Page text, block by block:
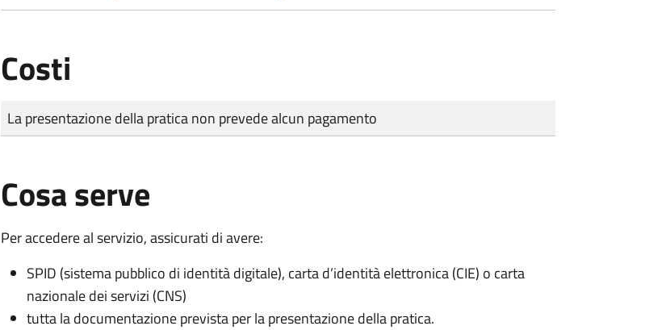
Costi
Tipo di pagamento
Importo
La presentazione della pratica non prevede alcun pagamento
Cosa serve
Per accedere al servizio, assicurati di avere:
SPID (sistema pubblico di identità digitale), carta d’identità elettronica (CIE) o carta
nazionale dei servizi (CNS)
tutta la documentazione prevista per la presentazione della pratica.